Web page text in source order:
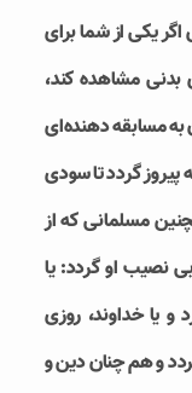
یکی از شما برای
بدنی مشاهده کند،
به مسابقه دهنده‌ای
گردد تا سودی
مسلمانی که از
نصیب او گردد: یا
و‌ یا خداوند، روزی
و هم چنان دین و